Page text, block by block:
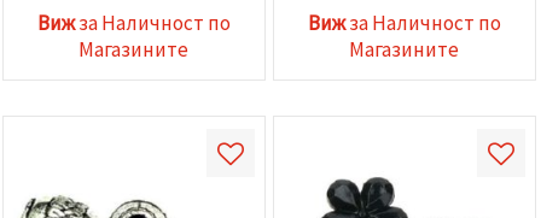
Вижза Наличност по
Магазините
Вижза Наличност по
Магазините